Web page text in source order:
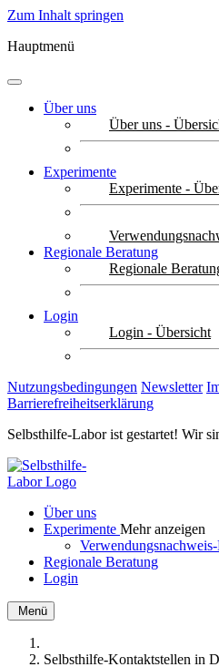
Zum Inhalt springen
Hauptmenü
Über uns
Über uns -
Experimente
Experimente -
Regionale Beratung
Regionale
Login
Login - Übersicht
Nutzungsbedingungen Newsletter
Barrierefreiheitserklärung
Selbsthilfe-Labor ist gestartet! Wir
Über uns
Experimente Mehr anzeigen
Regionale Beratung
Login
Menü
Selbsthilfe-Kontaktstellen in